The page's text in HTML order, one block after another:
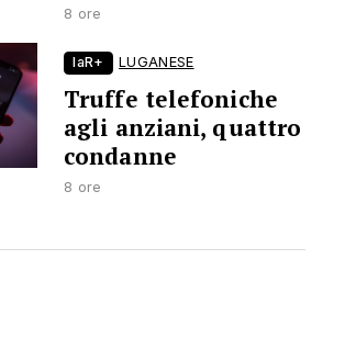
8 ore
laR+ LUGANESE
Truffe telefoniche
agli anziani, quattro
condanne
8 ore